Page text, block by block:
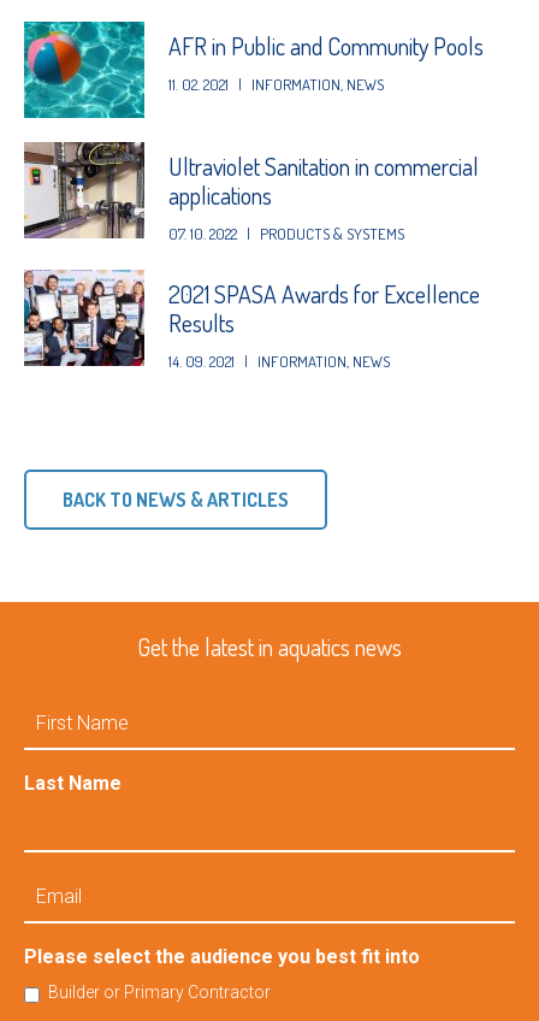
AFR in Public and Community Pools
11. 02. 2021 | INFORMATION NEWS
Ultraviolet Sanitation in commercial
applications
07. 10. 2022 | PRODUCTS & SYSTEMS
2021 SPASA Awards for Excellence
Results
14. 09. 2021 | INFORMATION NEWS
BACK TO NEWS & ARTICLES
Get the latest in aquatics news
Name
Last Name
Please select the audience you best fit into
Builder or Primary Contractor